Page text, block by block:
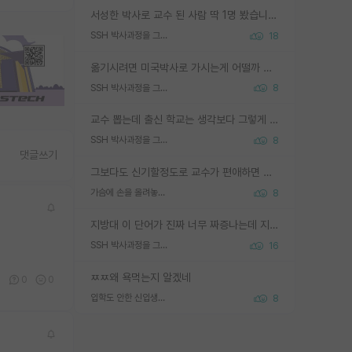
서성한 박사로 교수 된 사람 딱 1명 봤습니다. 근데 지방대 박사로 교수된 거는 기적이 일어나야되요. 서성한 학부부터여도 빡센게 교수임용일텐데 지방대박사로 무슨 교수가 되나요...... 중소기업/중견기업 팀장급/연구소장급이나 될거 같네요.
SSH 박사과정을 그만두고 지방대 박사로 옮기면 교수의 꿈은 끝일까요? 18
옮기시려면 미국박사로 가시는게 어떨까 싶네요. 교수가 꿈이면 미국박사 하고 미국교수 까지 같이 노리시는게 기회가 많지 않을까요?
SSH 박사과정을 그만두고 지방대 박사로 옮기면 교수의 꿈은 끝일까요? 8
교수 뽑는데 출신 학교는 생각보다 그렇게 안 봄. 앞으로는 더 안 보게 될거임. 박사는 어디서 진행해도 됨. 단, 제대로 쌓고 좋은 실적 만들 수 있다면. 그런데 지방대는 그럴 가능성이 지극히 낮음. 나만 열심히 잘 하면 된다? 인간은 주변 환경에 지배되는 나약한 존재임. 주변의 지방대 대학원생과 섞이고 지방 특유의 여유로움 또는 나쁘게 얘기해서 나태함에 젖어 살다보면 교수의 꿈 자체를 잊어버리게 될 가능성도 있음. 주변 환경이 70~80%임.
SSH 박사과정을 그만두고 지방대 박사로 옮기면 교수의 꿈은 끝일까요? 8
그보다도 신기할정도로 교수가 편애하면 그사람만 논문이 되더라구요 내용이 다른 사람보다 허접해도요
가슴에 손을 올려놓고 싫어하는 사람 불공정하게 리뷰 8
지방대 이 단어가 진짜 너무 짜증나는데 지방대면 다 그냥 쓰레기인가요? 무슨 말 같지도 않은 댓글들이 있는건지??? 지방에도 충분히 좋은 대학 많고 충분히 잘하는 교수님들 많습니다 포항공대 4개 IST 대표 지거국들 여기 모두 다 지방에 있고 여기 출신들 중에 교수하는 분들 적지 않습니다 지거국 출신이 무슨 교수를 하냐?라고 생각할 사람들 많은데 상위 대표 지거국에 아웃라이어들 많습니다 결국 개인의 연구역량과 실적이 중요합니다 이 역량을 펼치는데 있어서 지도교수와의 합도 중요합니다. 그리고 경력이 필요하면 해외포닥까지 다녀오세요
SSH 박사과정을 그만두고 지방대 박사로 옮기면 교수의 꿈은 끝일까요? 16
ㅉㅉ왜 욕먹는지 알겠네
입학도 안한 신입생이 원래 관심을 받나요 8
댓글쓰기